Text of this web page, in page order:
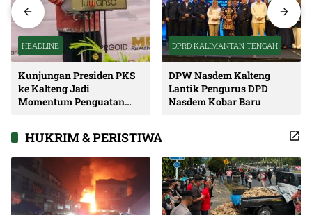
HEADLINE
Kunjungan Presiden PKS
ke Kalteng Jadi
Momentum Penguatan
DPRD KALIMANTAN TENGAH
DPW Nasdem Kalteng
Lantik Pengurus DPD
Nasdem Kobar Baru
HUKRIM & PERISTIWA